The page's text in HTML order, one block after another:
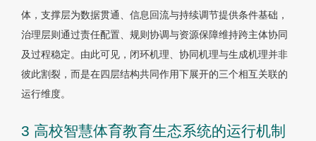
体，支撑层为数据贯通、信息回流与持续调节提供条件基础，
治理层则通过责任配置、规则协调与资源保障维持跨主体协同
及过程稳定。由此可见，闭环机理、协同机理与生成机理并非
彼此割裂，而是在四层结构共同作用下展开的三个相互关联的
运行维度。
3 高校智慧体育教育生态系统的运行机制